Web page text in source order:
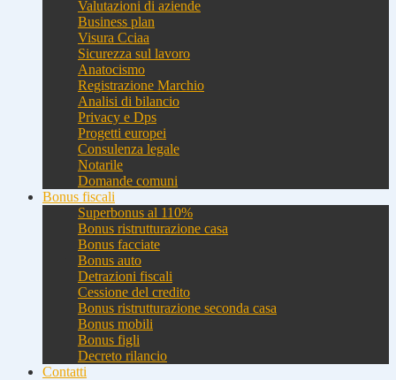
Valutazioni di aziende
Business plan
Visura Cciaa
Sicurezza sul lavoro
Anatocismo
Registrazione Marchio
Analisi di bilancio
Privacy e Dps
Progetti europei
Consulenza legale
Notarile
Domande comuni
Bonus fiscali
Superbonus al 110%
Bonus ristrutturazione casa
Bonus facciate
Bonus auto
Detrazioni fiscali
Cessione del credito
Bonus ristrutturazione seconda casa
Bonus mobili
Bonus figli
Decreto rilancio
Contatti